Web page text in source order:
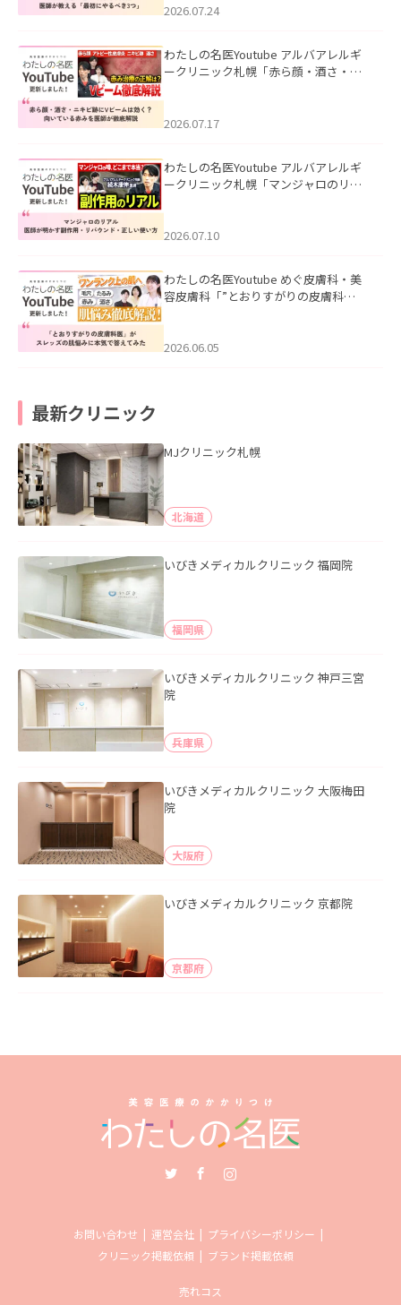
た。
2026.07.24
わたしの名医Youtube アルバアレルギ
ークリニック札幌「赤ら顔・酒さ・ニ
した。
2026.07.17
わたしの名医Youtube アルバアレルギ
ークリニック札幌「マンジャロのリア
た。
2026.07.10
わたしの名医Youtube めぐ皮膚科・美
容皮膚科「”とおりすがりの皮膚科
2026.06.05
最新クリニック
MJクリニック札幌
北海道
いびきメディカルクリニック 福岡院
福岡県
いびきメディカルクリニック 神戸三宮
院
兵庫県
いびきメディカルクリニック 大阪梅田
院
大阪府
いびきメディカルクリニック 京都院
京都府
お問い合わせ 運営会社
プライバシーポリシー
クリニック掲載依頼
ブランド掲載依頼
売れコス